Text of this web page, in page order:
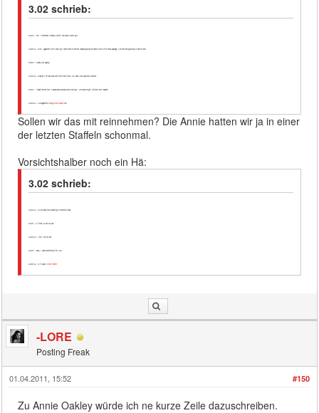
3.02 schrieb:
EMILY: Yes, I remember Shauna Christy, she was a lovely girl.
LORELAI: Well, apparently this lovely girl came home to find her husband giving the nanny a nice little bonus package. And they say good help is hard to find.
EMILY: Thatâs just gossip.
LORELAI: Gossip? The man was shot thirty-five times. He looks like a sprinkler system.
EMILY: I canât believe this. Shauna was always such a nice girl. She was bright, cultured, well-spoken.
LORELAI: And apparently a bigAnnie Oakleyfan.
Sollen wir das mit reinnehmen? Die Annie hatten wir ja in einer
der letzten Staffeln schonmal.
Vorsichtshalber noch ein Hä:
3.02 schrieb:
LORELAI: So you have your swearing in ceremony today.
RORY: At three, do not be late.
LORELAI: I will not be late.
RORY: Okay, I have something to tell you.
LORELAI: Is it aboutVince Foster?
-LORE
Posting Freak
#150
01.04.2011, 15:52
Zu Annie Oakley würde ich ne kurze Zeile dazuschreiben.